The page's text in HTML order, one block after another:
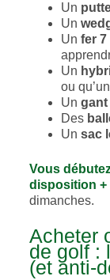
Un
Un
Un fer 7
Un
ou
Un gant
Des
Un sac
Vous
disposition +
dimanches.
Acheter
de golf :
(et anti-